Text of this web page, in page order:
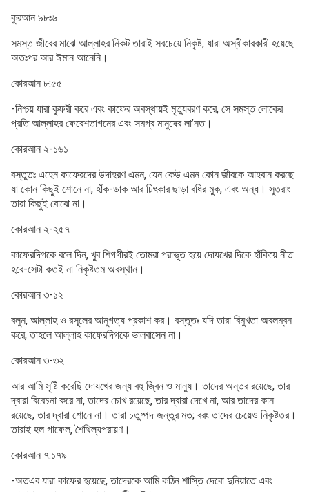
কুরআন ৯৮ঃ৬
সমস্ত জীবের মাঝে আল্লাহর নিকট তারাই সবচেয়ে নিকৃষ্ট, যারা অস্বীকারকারী হয়েছে
অতঃপর আর ঈমান আনেনি।
কোরআন ৮:৫৫
-নিশ্চয় যারা কুফরী করে এবং কাফের অবস্থায়ই মৃত্যুবরণ করে, সে সমস্ত লোকের
প্রতি আল্লাহর ফেরেশতাগনের এবং সমগ্র মানুষের লা’নত।
কোরআন ২-১৬১
বস্তুতঃ এহেন কাফেরদের উদাহরণ এমন, যেন কেউ এমন কোন জীবকে আহবান করছে
যা কোন কিছুই শোনে না, হাঁক-ডাক আর চিৎকার ছাড়া বধির মুক, এবং অন্ধ। সুতরাং
তারা কিছুই বোঝে না।
কোরআন ২-২৫৭
কাফেরদিগকে বলে দিন, খুব শিগগীরই তোমরা পরাভূত হয়ে দোযখের দিকে হাঁকিয়ে নীত
হবে-সেটা কতই না নিকৃষ্টতম অবস্থান।
কোরআন ৩-১২
বলুন, আল্লাহ ও রসূলের আনুগত্য প্রকাশ কর। বস্তুতঃ যদি তারা বিমুখতা অবলম্বন
করে, তাহলে আল্লাহ কাফেরদিগকে ভালবাসেন না।
কোরআন ৩-৩২
আর আমি সৃষ্টি করেছি দোযখের জন্য বহু জ্বিন ও মানুষ। তাদের অন্তর রয়েছে, তার
দ্বারা বিবেচনা করে না, তাদের চোখ রয়েছে, তার দ্বারা দেখে না, আর তাদের কান
রয়েছে, তার দ্বারা শোনে না। তারা চতুষ্পদ জন্তুর মত; বরং তাদের চেয়েও নিকৃষ্টতর।
তারাই হল গাফেল, শৈথিল্যপরায়ণ।
কোরআন ৭:১৭৯
-অতএব যারা কাফের হয়েছে, তাদেরকে আমি কঠিন শাস্তি দেবো দুনিয়াতে এবং